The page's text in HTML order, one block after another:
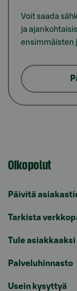
Voit saada
ja
ensimmäisten
Oikopolut
Päivitä
Tarkista
Tule asiakkaaksi
Palveluhinnasto
Usein kysyttyä